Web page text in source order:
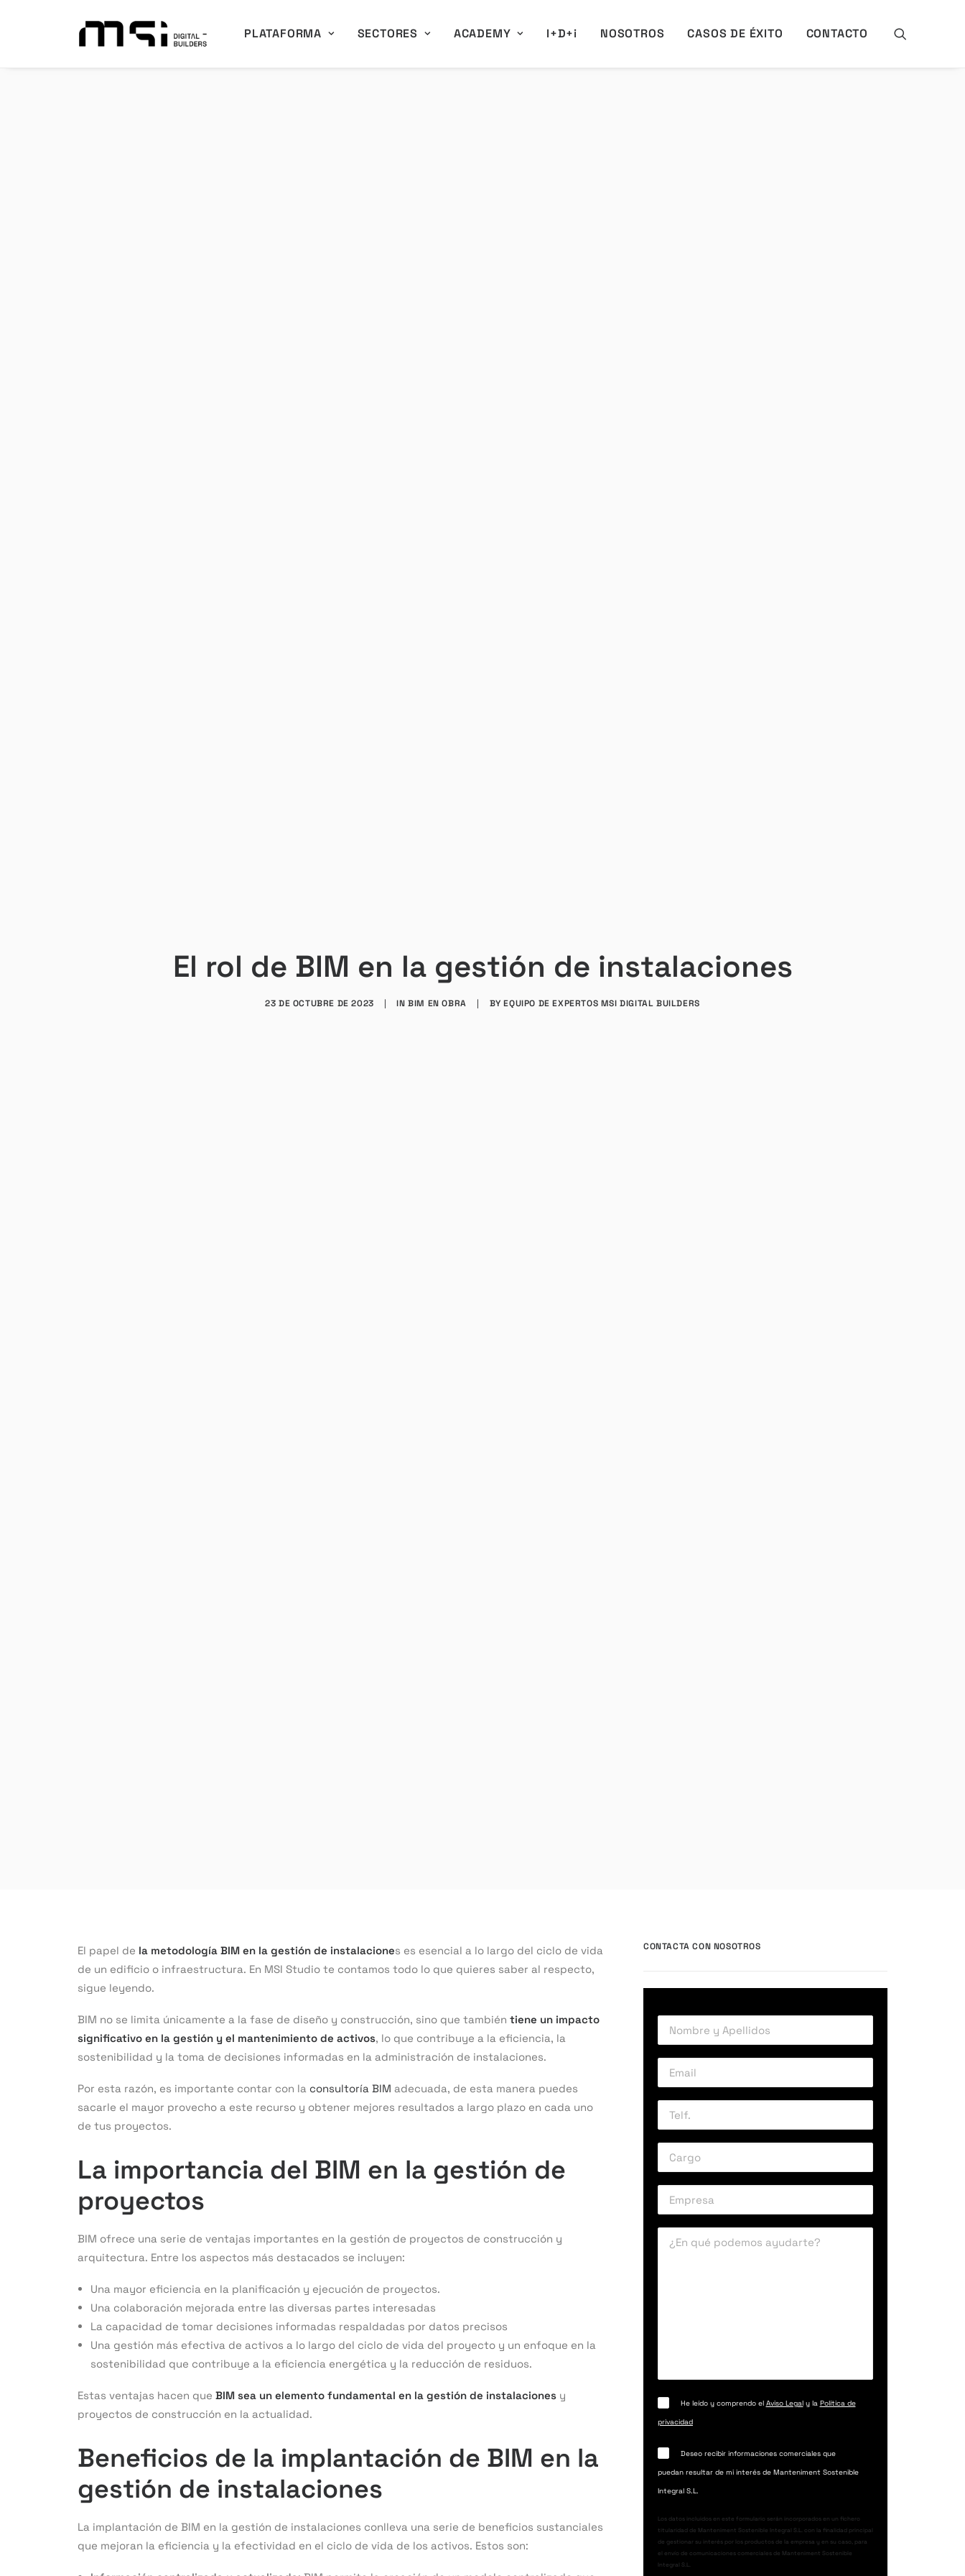
PLATAFORMA SECTORES ACADEMY I+D+i NOSOTROS CASOS DE ÉXITO CONTACTO
El rol de BIM en la gestión de instalaciones
23 DE OCTUBRE DE 2023 | INBIM EN OBRA | BYEQUIPO DE EXPERTOS MSI DIGITAL BUILDERS
El papel de la metodología BIM en la gestión de instalaciones es esencial a lo largo del ciclo de vida
de un edificio o infraestructura. En MSI Studio te contamos todo lo que quieres saber al respecto,
sigue leyendo.
BIM no se limita únicamente a la fase de diseño y construcción, sino que también tiene un impacto
significativo en la gestión y el mantenimiento de activos, lo que contribuye a la eficiencia, la
sostenibilidad y la toma de decisiones informadas en la administración de instalaciones.
Por esta razón, es importante contar con la consultoría BIM adecuada, de esta manera puedes
sacarle el mayor provecho a este recurso y obtener mejores resultados a largo plazo en cada uno
de tus proyectos.
La importancia del BIM en la gestión de
proyectos
BIM ofrece una serie de ventajas importantes en la gestión de proyectos de construcción y
arquitectura. Entre los aspectos más destacados se incluyen:
Una mayor eficiencia en la planificación y ejecución de proyectos.
Una colaboración mejorada entre las diversas partes interesadas
La capacidad de tomar decisiones informadas respaldadas por datos precisos
Una gestión más efectiva de activos a lo largo del ciclo de vida del proyecto y un enfoque en la
sostenibilidad que contribuye a la eficiencia energética y la reducción de residuos.
Estas ventajas hacen que BIM sea un elemento fundamental en la gestión de instalaciones y
proyectos de construcción en la actualidad.
Beneficios de la implantación de BIM en la
gestión de instalaciones
La implantación de BIM en la gestión de instalaciones conlleva una serie de beneficios sustanciales
que mejoran la eficiencia y la efectividad en el ciclo de vida de los activos. Estos son:
CONTACTA CON NOSOTROS
He leído y comprendo el Aviso Legaly la Política de
privacidad
Deseo recibir informaciones comerciales que
puedan resultar de mi interés de Manteniment Sostenible
Integral S.L.
Los datos incluidos en este formulario serán incorporados en un fichero
titularidad de Manteniment Sostenible Integral S.L. con la finalidad principal
de gestionar su interés por los productos de la empresa y en su caso, para
el envío de comunicaciones comerciales de Manteniment Sostenible
Integral S.L.